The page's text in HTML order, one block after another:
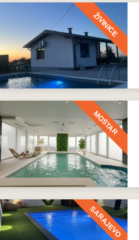
ŽIVINICE
MOSTAR
SARAJEVO